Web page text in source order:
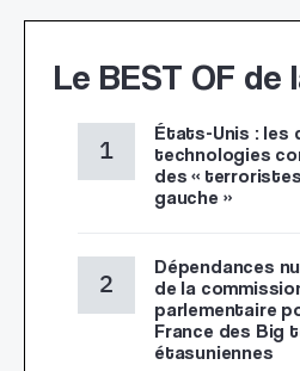
Le BEST OF de
États-Unis : les
technologies
des «
gauche »
Dépendances
de la
parlementaire
France des Big
étasuniennes